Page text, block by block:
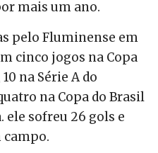
mais um ano.
pelo Fluminense em
cinco jogos na Copa
na Série A do
na Copa do Brasil
ele sofreu 26 gols e
campo.